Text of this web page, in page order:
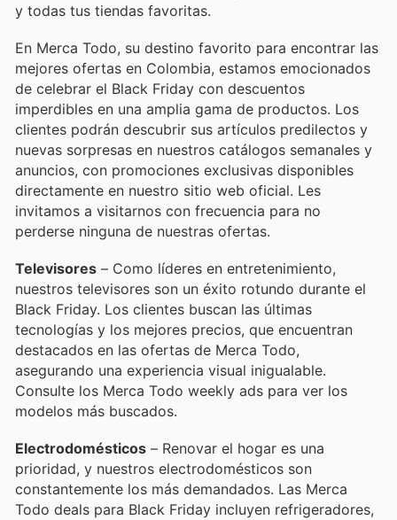
y todas tus tiendas favoritas.
En Merca Todo, su destino favorito para encontrar las
mejores ofertas en Colombia, estamos emocionados
de celebrar el Black Friday con descuentos
imperdibles en una amplia gama de productos. Los
clientes podrán descubrir sus artículos predilectos y
nuevas sorpresas en nuestros catálogos semanales y
anuncios, con promociones exclusivas disponibles
directamente en nuestro sitio web oficial. Les
invitamos a visitarnos con frecuencia para no
perderse ninguna de nuestras ofertas.
Televisores – Como líderes en entretenimiento,
nuestros televisores son un éxito rotundo durante el
Black Friday. Los clientes buscan las últimas
tecnologías y los mejores precios, que encuentran
destacados en las ofertas de Merca Todo,
asegurando una experiencia visual inigualable.
Consulte los Merca Todo weekly ads para ver los
modelos más buscados.
Electrodomésticos – Renovar el hogar es una
prioridad, y nuestros electrodomésticos son
constantemente los más demandados. Las Merca
Todo deals para Black Friday incluyen refrigeradores,